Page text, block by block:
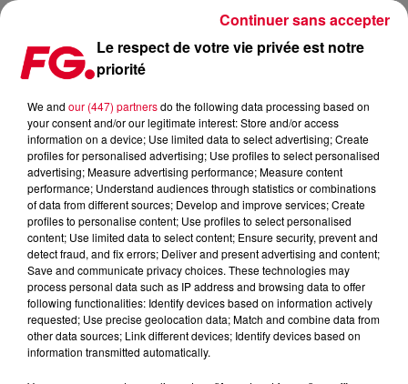
MINIMIX FG : KUNGS
Le respect de votre vie privée est notre
priorité
We and our (447) partnersdo the following data processing based on
your consent and/or our legitimate interest: Store and/or access
information on a device; Use limited data to select advertising; Create
profiles for personalised advertising; Use profiles to select personalised
advertising; Measure advertising performance; Measure content
performance; Understand audiences through statistics or combinations
of data from different sources; Develop and improve services; Create
profiles to personalise content; Use profiles to select personalised
content; Use limited data to select content; Ensure security, prevent and
detect fraud, and fix errors; Deliver and present advertising and content;
Save and communicate privacy choices. These technologies may
process personal data such as IP address and browsing data to offer
following functionalities: Identify devices based on information actively
requested; Use precise geolocation data; Match and combine data from
other data sources; Link different devices; Identify devices based on
information transmitted automatically.
Continuer sans accepter